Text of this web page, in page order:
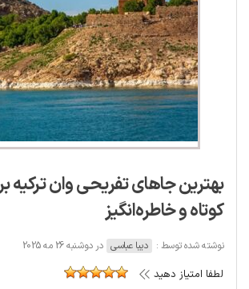
بهترین جاهای تفریحی وان ترکیه
کوتاه و خاطره‌انگیز
نوشته شده توسط : دیبا عباسی در دوشنبه 26 مه 2025
لطفا امتیاز دهید